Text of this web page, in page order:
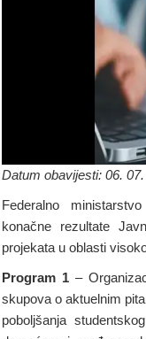
Datum obavijesti: 06.
Federalno
konačne rezultate
projekata u oblasti
Program 1–
skupova o aktuelnim
poboljšanja